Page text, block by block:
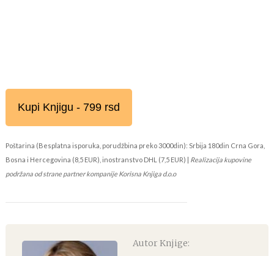
Kupi Knjigu - 799 rsd
Poštarina (Besplatna isporuka, porudžbina preko 3000din): Srbija 180din Crna Gora,
Bosna i Hercegovina (8,5 EUR), inostranstvo DHL (7,5 EUR) | Realizacija kupovine
podržana od strane partner kompanije Korisna Knjiga d.o.o
Autor Knjige: